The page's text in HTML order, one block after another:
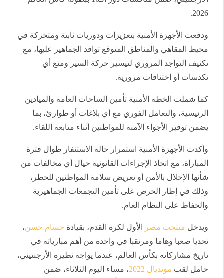
2026.
ودفعت الأجهزة الأمنية بتعزيزات ودوريات ثابتة ومتحركة في
محيط المقاهي والمناطق المتوقع توافد الجماهير عليها، مع
تكثيف التواجد المروري لتيسير حركة السير ومنع أي
تكدسات أو اختناقات مرورية.
كما شملت الخطة الأمنية تأمين الساحات العامة والميادين
الرئيسية، والتعامل الفوري مع أي بلاغات أو طوارئ، بما
يضمن توفير الأجواء الآمنة للمواطنين أثناء متابعة اللقاء.
وأكدت الأجهزة الأمنية استمرار حالة الاستنفار طوال فترة
المباراة، مع اتخاذ الإجراءات القانونية حيال أي مخالفات من
شأنها الإخلال بالأمن أو تعريض سلامة المواطنين للخطر،
وذلك في إطار الحرص على تأمين التجمعات الجماهيرية
والحفاظ على النظام العام.
ويدخل منتخب مصر الأول لكرة القدم، بقيادة حسام حسن،
تحديا صعبا وهاما ومرتقبا في واحدة من أهم مبارياته في
تاريخ مشاركاته بكأس العالم، عندما يواجه نظيره الأرجنتيني،
حامل لقب مونديال 2022
، مساء اليوم الثلاثاء، ضمن